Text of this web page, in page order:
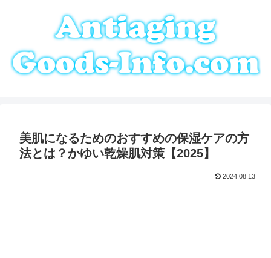
美肌になるためのおすすめの保湿ケアの方
法とは？かゆい乾燥肌対策【2025】
2024.08.13